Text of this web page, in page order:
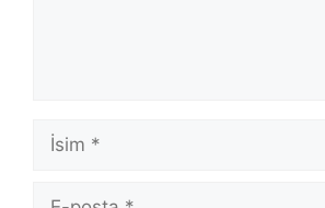
İsim